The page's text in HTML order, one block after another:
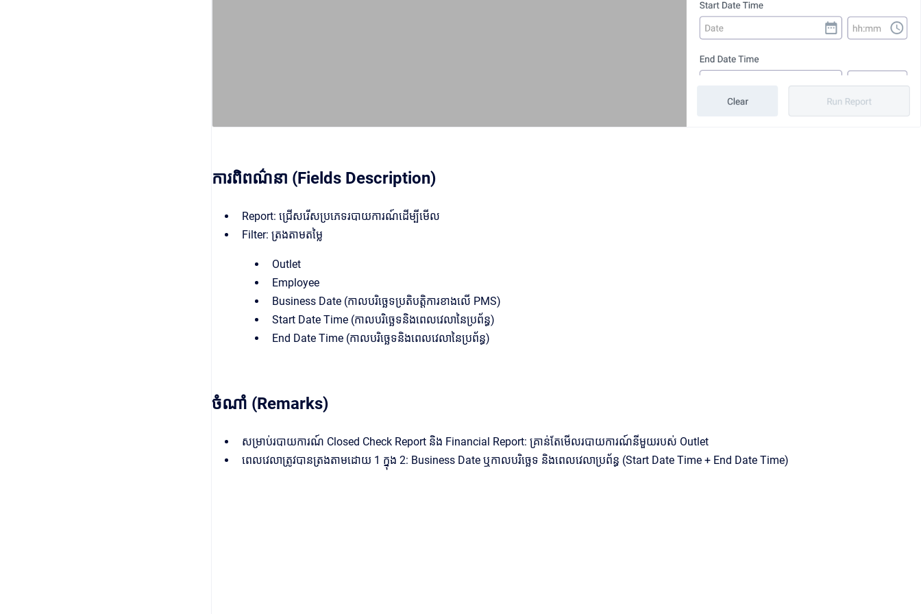
ការពិពណ៌នា (Fields Description)
Report: ជ្រើសរើសប្រភេទរបាយការណ៍ដើម្បីមើល
Filter: ត្រងតាមតម្លៃ
Outlet
Employee
Business Date (កាលបរិច្ឆេទប្រតិបត្តិការខាងលើ PMS)
Start Date Time (កាលបរិច្ឆេទនិងពេលវេលានៃប្រព័ន្ធ)
End Date Time (កាលបរិច្ឆេទនិងពេលវេលានៃប្រព័ន្ធ)
ចំណាំ (Remarks)
សម្រាប់របាយការណ៍ Closed Check Report និង Financial Report: គ្រាន់តែមើលរបាយការណ៍នីមួយរបស់ Outlet
ពេលវេលាត្រូវបានត្រងតាមដោយ 1 ក្នុង 2: Business Date ឬកាលបរិច្ឆេទ និងពេលវេលាប្រព័ន្ធ (Start Date Time + End Date Time)